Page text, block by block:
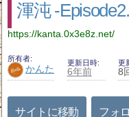
渾沌 -
https://kanta.0x3e8z.net/
所有者
かんた
更新日時
6年前
更
8
サイトに移動 フォ